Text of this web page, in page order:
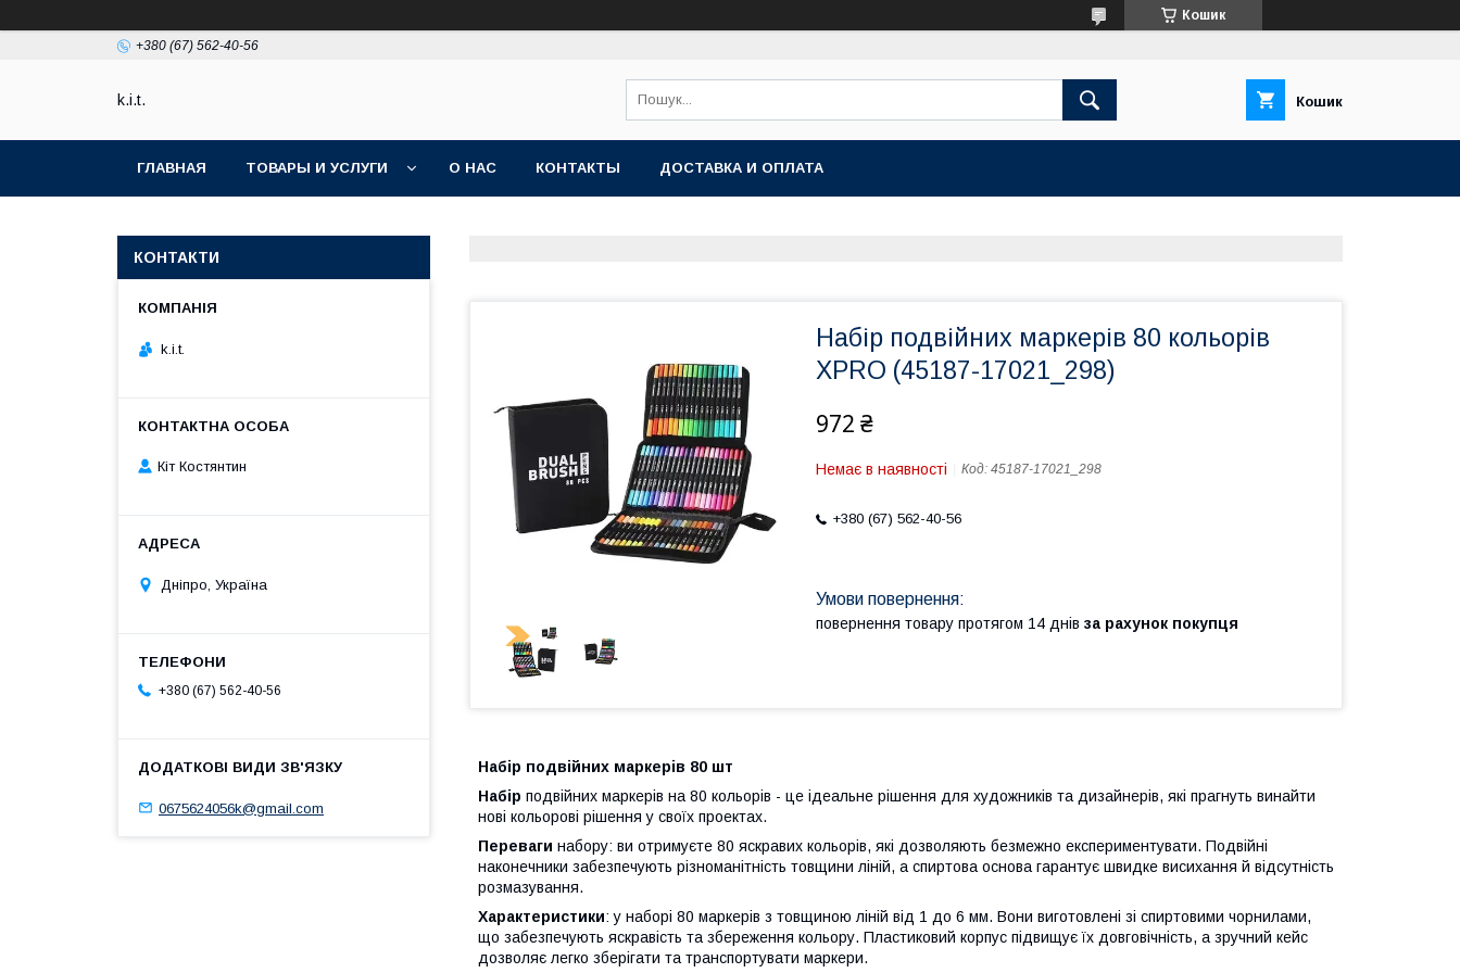
Кошик
+380 (67) 562-40-56
k.i.t. Кошик
ГЛАВНАЯ ТОВАРЫ И УСЛУГИ О НАС КОНТАКТЫ ДОСТАВКА И ОПЛАТА
Набір подвійних маркерів 80 кольорів
XPRO (45187-17021_298)
972 ₴
Немає в наявності Код: 45187-17021_298
+380 (67) 562-40-56
повернення товару протягом 14 днів за рахунок покупця
Набір подвійних маркерів 80 шт
Набір подвійних маркерів на 80 кольорів - це ідеальне рішення для художників та дизайнерів, які прагнуть винайти
нові кольорові рішення у своїх проектах.
Переваги набору: ви отримуєте 80 яскравих кольорів, які дозволяють безмежно експериментувати. Подвійні
наконечники забезпечують різноманітність товщини ліній, а спиртова основа гарантує швидке висихання й відсутність
розмазування.
Характеристики: у наборі 80 маркерів з товщиною ліній від 1 до 6 мм. Вони виготовлені зі спиртовими чорнилами,
що забезпечують яскравість та збереження кольору. Пластиковий корпус підвищує їх довговічність, а зручний кейс
дозволяє легко зберігати та транспортувати маркери.
КОНТАКТИ
k.i.t.
Кіт Костянтин
Дніпро, Україна
+380 (67) 562-40-56
0675624056k@gmail.com